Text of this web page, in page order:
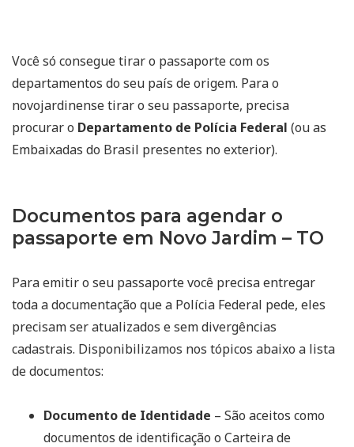
Você só consegue tirar o passaporte com os
departamentos do seu país de origem. Para o
novojardinense tirar o seu passaporte, precisa
procurar o Departamento de Polícia Federal (ou as
Embaixadas do Brasil presentes no exterior).
Documentos para agendar o
passaporte em Novo Jardim – TO
Para emitir o seu passaporte você precisa entregar
toda a documentação que a Polícia Federal pede, eles
precisam ser atualizados e sem divergências
cadastrais. Disponibilizamos nos tópicos abaixo a lista
de documentos:
Documento de Identidade – São aceitos como
documentos de identificação o Carteira de